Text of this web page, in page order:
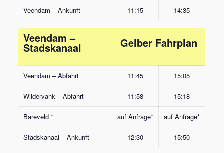
Veendam – Ankunft 11:15 14:35
Veendam –
Stadskanaal Gelber Fahrplan
Veendam – Abfahrt 11:45 15:05
Wildervank – Abfahrt 11:58 15:18
Bareveld * auf Anfrage* auf Anfrage*
Stadskanaal – Ankunft 12:30 15:50